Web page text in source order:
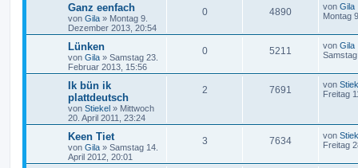
Ganz eenfach
von Gila » Montag 9.
Dezember 2013, 20:54
0 4890 von Gila
Montag
Lünken
von Gila » Samstag 23.
Februar 2013, 15:56
0 5211 von Gila
Ik bün ik
plattdeutsch
von Stiekel » Mittwoch
20. April 2011, 23:24
2 7691 von
Freitag
Keen Tiet
von Gila » Samstag 14.
April 2012, 20:01
3 7634 von
Freitag